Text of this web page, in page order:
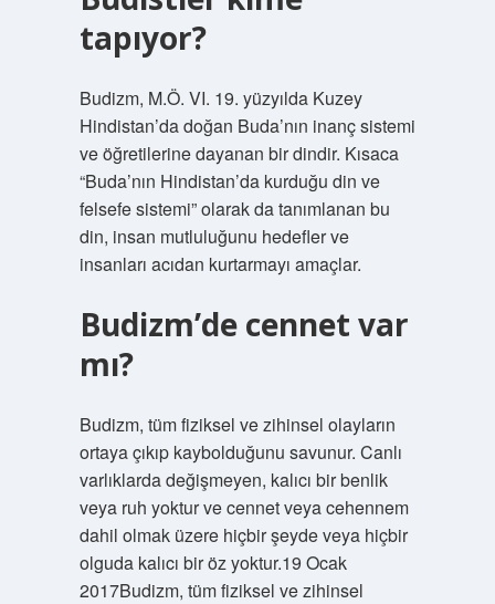
tapıyor?
Budizm, M.Ö. VI. 19. yüzyılda Kuzey
Hindistan’da doğan Buda’nın inanç sistemi
ve öğretilerine dayanan bir dindir. Kısaca
“Buda’nın Hindistan’da kurduğu din ve
felsefe sistemi” olarak da tanımlanan bu
din, insan mutluluğunu hedefler ve
insanları acıdan kurtarmayı amaçlar.
Budizm’de cennet var
mı?
Budizm, tüm fiziksel ve zihinsel olayların
ortaya çıkıp kaybolduğunu savunur. Canlı
varlıklarda değişmeyen, kalıcı bir benlik
veya ruh yoktur ve cennet veya cehennem
dahil olmak üzere hiçbir şeyde veya hiçbir
olguda kalıcı bir öz yoktur.19 Ocak
2017Budizm, tüm fiziksel ve zihinsel